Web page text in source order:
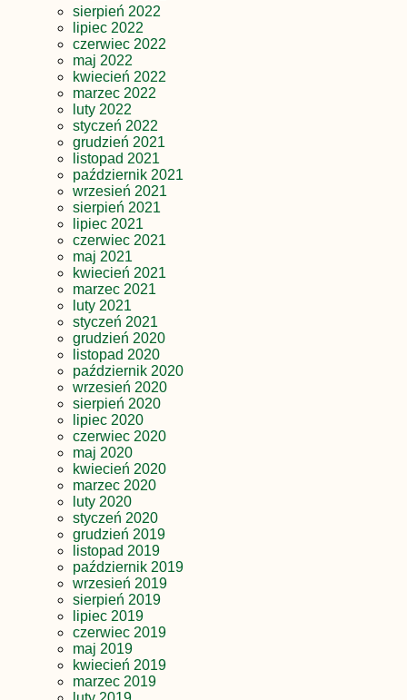
sierpień 2022
lipiec 2022
czerwiec 2022
maj 2022
kwiecień 2022
marzec 2022
luty 2022
styczeń 2022
grudzień 2021
listopad 2021
październik 2021
wrzesień 2021
sierpień 2021
lipiec 2021
czerwiec 2021
maj 2021
kwiecień 2021
marzec 2021
luty 2021
styczeń 2021
grudzień 2020
listopad 2020
październik 2020
wrzesień 2020
sierpień 2020
lipiec 2020
czerwiec 2020
maj 2020
kwiecień 2020
marzec 2020
luty 2020
styczeń 2020
grudzień 2019
listopad 2019
październik 2019
wrzesień 2019
sierpień 2019
lipiec 2019
czerwiec 2019
maj 2019
kwiecień 2019
marzec 2019